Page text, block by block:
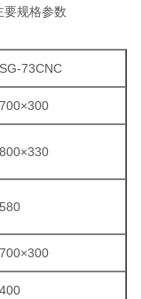
要规格参数
SG-73CNC
700×300
800×330
580
700×300
400